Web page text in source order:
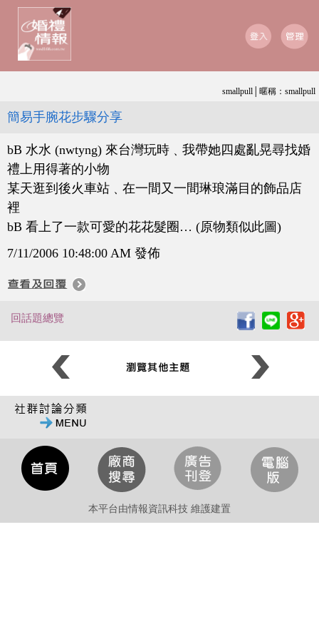
smallpull│暱稱：smallpull
簡易手腕花步驟分享
bB 水水 (nwtyng) 來台灣玩時﹑我帶她四處亂晃尋找婚
禮上用得著的小物
某天逛到後火車站﹑在一間又一間琳琅滿目的飾品店
裡
bB 看上了一款可愛的花花髮圈… (原物類似此圖)
7/11/2006 10:48:00 AM 發佈
回話題總覽
本平台由情報資訊科技 維護建置